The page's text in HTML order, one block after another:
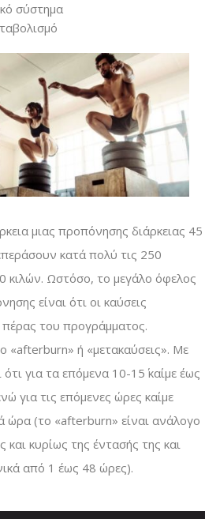
σύστημα
μιας προπόνησης διάρκειας 45΄
κατά πολύ τις 250
κιλών. Ωστόσο, το μεγάλο όφελος
είναι ότι οι καύσεις
πέρας του προγράμματος.
«afterburn» ή «μετακαύσεις». Με
για τα επόμενα 10-15΄ καίμε έως
για τις επόμενες ώρες καίμε
ώρα (το «afterburn» είναι ανάλογο
και κυρίως της έντασής της και
από 1 έως 48 ώρες).